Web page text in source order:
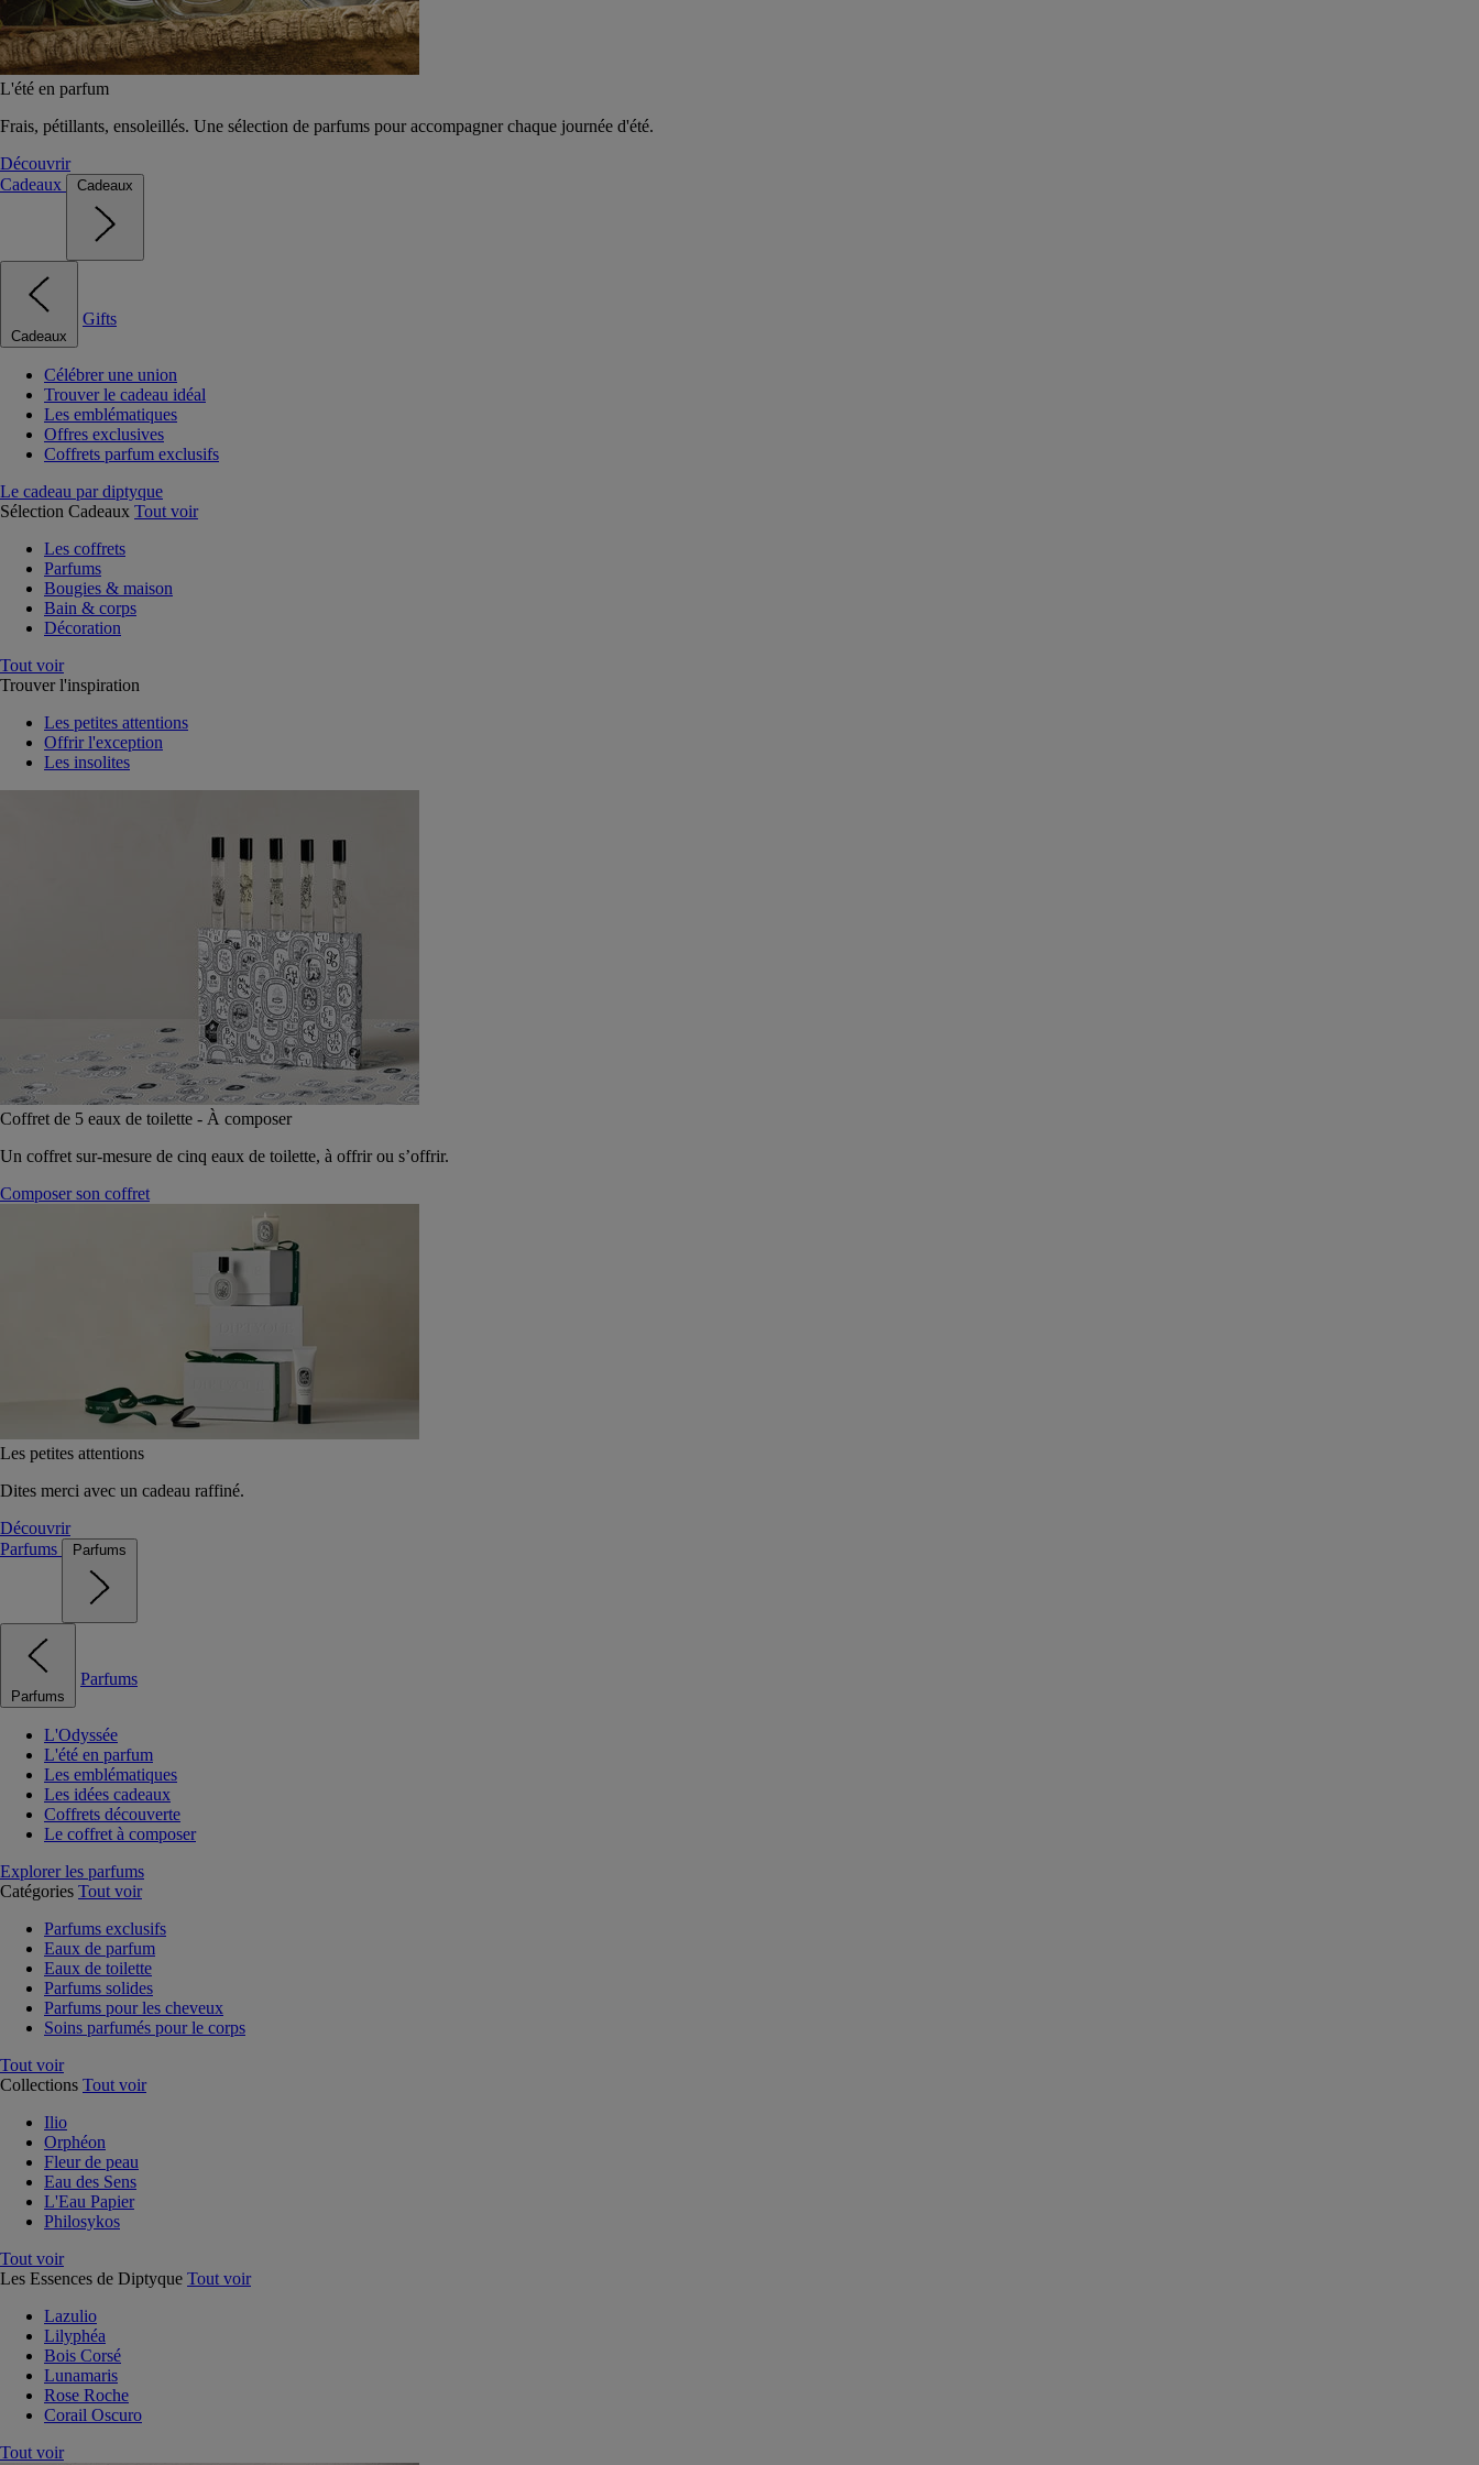
L'été en parfum
Frais, pétillants, ensoleillés. Une sélection de parfums pour accompagner chaque journée d'été.
Découvrir
Cadeaux
Cadeaux
Cadeaux
Gifts
Célébrer une union
Trouver le cadeau idéal
Les emblématiques
Offres exclusives
Coffrets parfum exclusifs
Le cadeau par diptyque
Sélection Cadeaux Tout voir
Les coffrets
Parfums
Bougies & maison
Bain & corps
Décoration
Tout voir
Trouver l'inspiration
Les petites attentions
Offrir l'exception
Les insolites
Coffret de 5 eaux de toilette - À composer
Un coffret sur-mesure de cinq eaux de toilette, à offrir ou s’offrir.
Composer son coffret
Les petites attentions
Dites merci avec un cadeau raffiné.
Découvrir
Parfums
Parfums
Parfums
Parfums
L'Odyssée
L'été en parfum
Les emblématiques
Les idées cadeaux
Coffrets découverte
Le coffret à composer
Explorer les parfums
Catégories Tout voir
Parfums exclusifs
Eaux de parfum
Eaux de toilette
Parfums solides
Parfums pour les cheveux
Soins parfumés pour le corps
Tout voir
Collections Tout voir
Ilio
Orphéon
Fleur de peau
Eau des Sens
L'Eau Papier
Philosykos
Tout voir
Les Essences de Diptyque Tout voir
Lazulio
Lilyphéa
Bois Corsé
Lunamaris
Rose Roche
Corail Oscuro
Tout voir